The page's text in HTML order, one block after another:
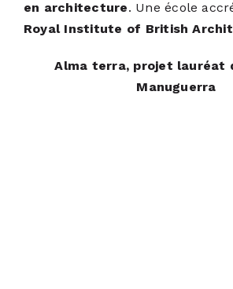
en architecture. Une école
Royal Institute of British
Alma terra, projet lauréat
Manuguerra